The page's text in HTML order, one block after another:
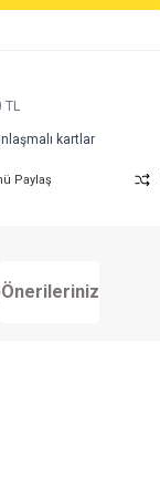
TL
kartlar
Paylaş
Önerileriniz